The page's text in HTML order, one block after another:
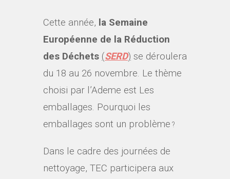
Cette année, la Semaine
Européenne de la Réduction
des Déchets (SERD) se déroulera
du 18 au 26 novembre. Le thème
choisi par l’Ademe est Les
emballages. Pourquoi les
emballages sont un problème ?
Dans le cadre des journées de
nettoyage, TEC participera aux